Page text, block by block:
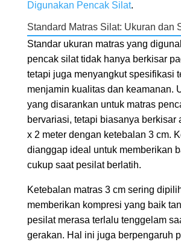
Digunakan Pencak Silat.
Standard Matras Silat: Ukuran dan
Standar ukuran matras yang
pencak silat tidak hanya berkisar
tetapi juga menyangkut spesifikasi
menjamin kualitas dan keamanan.
yang disarankan untuk matras
bervariasi, tetapi biasanya berkisar
x 2 meter dengan ketebalan 3 cm.
dianggap ideal untuk memberikan
cukup saat pesilat berlatih.
Ketebalan matras 3 cm sering
memberikan kompresi yang baik
pesilat merasa terlalu tenggelam
gerakan. Hal ini juga berpengaruh